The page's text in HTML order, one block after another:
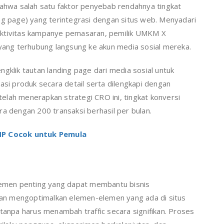
salah satu faktor penyebab rendahnya tingkat
page) yang terintegrasi dengan situs web. Menyadari
kampanye pemasaran, pemilik UMKM X
terhubung langsung ke akun media sosial mereka.
tautan landing page dari media sosial untuk
produk secara detail serta dilengkapi dengan
menerapkan strategi CRO ini, tingkat konversi
dengan 200 transaksi berhasil per bulan.
Cocok untuk Pemula
penting yang dapat membantu bisnis
mengoptimalkan elemen-elemen yang ada di situs
harus menambah traffic secara signifikan. Proses